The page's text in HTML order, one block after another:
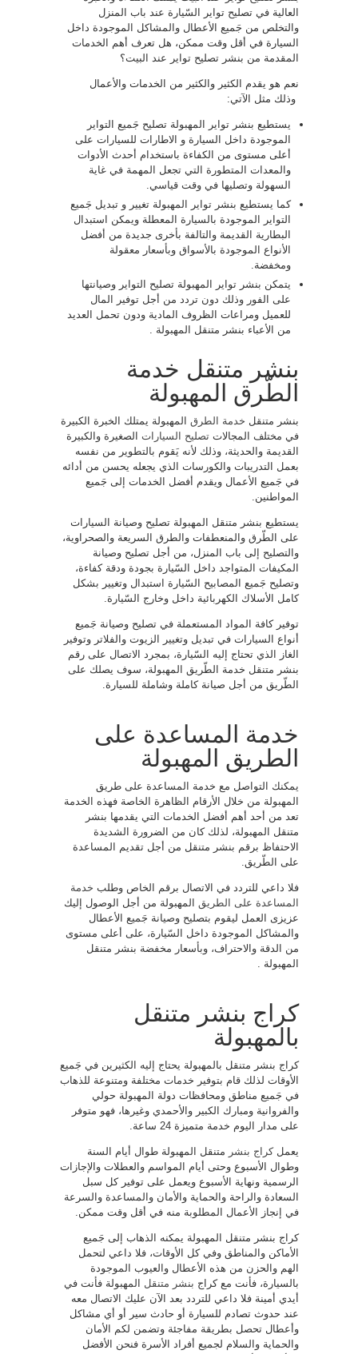
العالية في تصليح تواير السّيارة عند باب المنزل
والتخلص من جَميع الأعطال والمشاكل الموجودة داخل
السيارة في أقل وقت ممكن، هل تعرف أهم الخدمات
المقدمة من بنشر تصليح تواير عند البيت؟
نعم هو يقدم الكثير والكثير من الخدمات والأعمال
وذلك مثل الآتي:
يستطيع بنشر تواير المهبولة تصليح جَميع التواير
الموجودة داخل السيارة و الاطارات للسيارات على
أعلى مستوى من الكفاءة باستخدام أحدث الأدوات
والمعدات المتطورة التي تجعل المهمة في غاية
السهولة وتصليها في وقت قياسي.
كما يستطيع بنشر تواير المهبولة تغيير و تبديل جَميع
التواير الموجودة بالسيارة المعطلة ويمكن استبدال
البطارية القديمة والتالفة بأخرى جديدة من أفضل
الأنواع الموجودة بالأسواق وبأسعار معقولة
ومخفضة.
يتمكن بنشر تواير المهبولة تصليح التواير وصيانتها
على الفور وذلك دون تردد من أجل توفير المال
للعميل ومراعات الظروف المادية ودون تحمل العديد
من الأعباء بنشر متنقل المهبولة .
بنشر متنقل خدمة
الطّرق المهبولة
بنشر متنقل خدمة الطرق المهبولة يمتلك الخبرة الكبيرة
في مختلف المجالات تصليح السيارات الصغيرة والكبيرة
القديمة والحديثة، وذلك لأنه يَقوم بالتطوير من نفسه
بعمل التدريبات والكورسات الذي يجعله يحسن من أدائه
في جَميع الأعمال ويقدم أفضل الخدمات إلى جَميع
المواطنين.
يستطيع بنشر متنقل المهبولة تصليح وصيانة السيارات
على الطّرق والمنعطفات والطرق السريعة والصحراوية،
والتصليح إلى باب المنزل، من أجل تصليح وصيانة
المكيفات المتواجد داخل السّيارة بجودة ودقة كفاءة،
وتصليح جَميع المصابيح السّيارة استبدال وتغيير بشكل
كامل الأسلاك الكهربائية داخل وخارج السّيارة.
توفير كافة المواد المستعملة في تصليح وصيانة جَميع
أنواع السيارات في تبديل وتغيير الزيوت والفلاتر وتوفير
الغاز الذي تحتاج إليه السّيارة، بمجرد الاتصال على رقم
بنشر متنقل خدمة الطّريق المهبولة، سوف يصلك على
الطّريق من أجل صيانة كاملة وشاملة للسيارة.
خدمة المساعدة على
الطريق المهبولة
يمكنك التواصل مع خدمة المساعدة على طريق
المهبولة من خلال الأرقام الظاهرة الخاصة فهذه الخدمة
تعد من أحد أهم أفضل الخدمات التي يقدمها بنشر
متنقل المهبولة، لذلك كان من الضرورة الشديدة
الاحتفاظ برقم بنشر متنقل من أجل تقديم المساعدة
على الطّريق.
فلا داعي للتردد في الاتصال برقم الخاص وطلب خدمة
المساعدة على الطريق المهبولة من أجل الوصول إليك
عزيزى العمل ليقوم بتصليح وصيانة جَميع الأعطال
والمشاكل الموجودة داخل السّيارة، على أعلى مستوى
من الدقة والاحتراف، وبأسعار مخفضة بنشر متنقل
المهبولة .
كراج بنشر متنقل
بالمهبولة
كراج بنشر متنقل بالمهبولة يحتاج إليه الكثيرين في جَميع
الأوقات لذلك قام بتوفير خدمات مختلفة ومتنوعة للذهاب
في جَميع مناطق ومحافظات دولة المهبولة حولي
والفروانية ومبارك الكبير والأحمدي وغيرها، فهو متوفر
على مدار اليوم خدمة متميزة 24 ساعة.
يعملكراج بنشر متنقل المهبولة طوال أيام السنة
وطوال الأسبوع وحتى أيام المواسم والعطلات والإجازات
الرسمية ونهاية الأسبوع ويعمل على توفير كل سبل
السعادة والراحة والحماية والأمان والمساعدة والسرعة
في إنجاز الأعمال المطلوبة منه في أقل وقت ممكن.
كراج بنشر متنقل المهبولة يمكنه الذهاب إلى جَميع
الأماكن والمناطق وفي كل الأوقات، فلا داعي لتحمل
الهم والحزن من هذه الأعطال والعيوب الموجودة
بالسيارة، فأنت مع كراج بنشر متنقل المهبولة فأنت في
أيدي أمينة فلا داعي للتردد بعد الآن عليك الاتصال معه
عند حدوث تصادم للسيارة أو حادث سير أو أي مشاكل
وأعطال تحصل بطريقة مفاجئة وتضمن لكم الأمان
والحماية والسلام لجميع أفراد الأسرة فنحن الأفضل